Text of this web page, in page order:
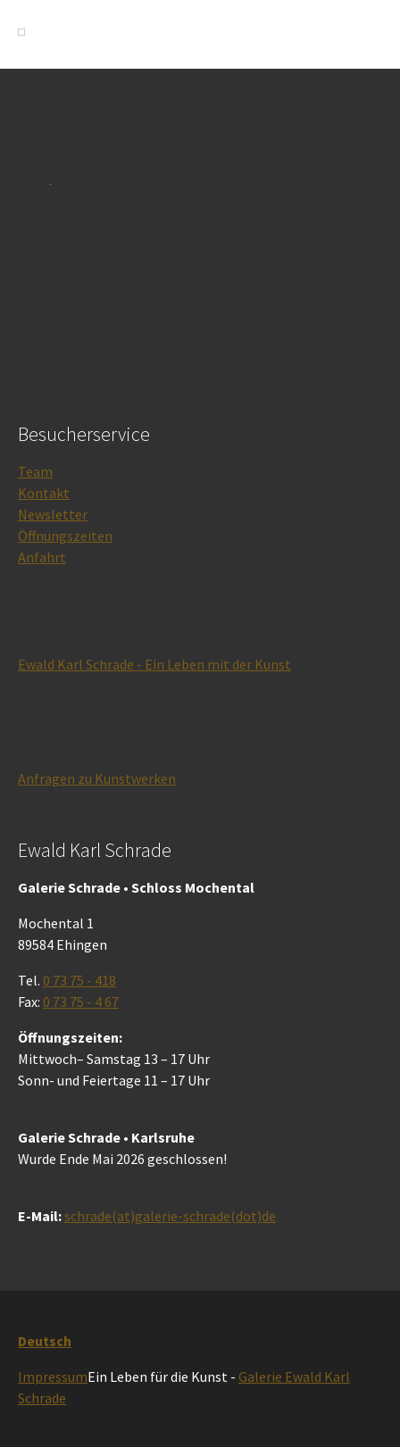
Besucherservice
Team
Kontakt
Newsletter
Öffnungszeiten
Anfahrt
Ewald Karl Schrade - Ein Leben mit der Kunst
Anfragen zu Kunstwerken
Ewald Karl Schrade
Galerie Schrade • Schloss Mochental
Mochental 1
89584 Ehingen
Tel. 0 73 75 - 418
Fax: 0 73 75 - 4 67
Öffnungszeiten:
Mittwoch– Samstag 13 – 17 Uhr
Sonn- und Feiertage 11 – 17 Uhr
Galerie Schrade • Karlsruhe
Wurde Ende Mai 2026 geschlossen!
E-Mail:schrade(at)galerie-schrade(dot)de
Deutsch
ImpressumEin Leben für die Kunst - Galerie Ewald Karl
Schrade